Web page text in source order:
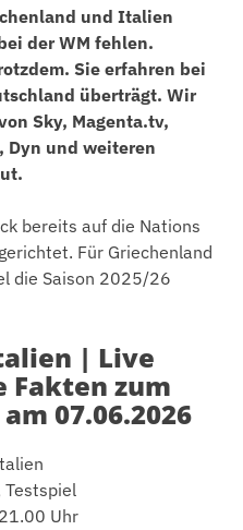
und Italien
der WM fehlen.
Sie erfahren bei
überträgt. Wir
Sky, Magenta.tv,
Dyn und weiteren
bereits auf die Nations
Für Griechenland
die Saison 2025/26
| Live
Fakten zum
07.06.2026
Testspiel
Uhr